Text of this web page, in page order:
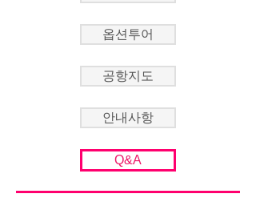
옵션투어
공항지도
안내사항
Q&A